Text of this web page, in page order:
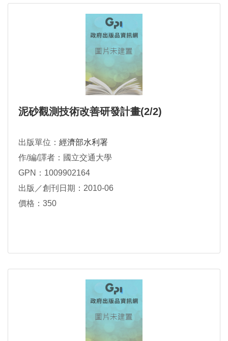
泥砂觀測技術改善研發計畫(2/2)
出版單位： 經濟部水利署
作/編/譯者：國立交通大學
GPN：1009902164
出版／創刊日期：2010-06
價格：350